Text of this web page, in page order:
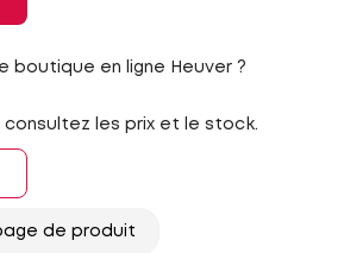
boutique en ligne Heuver ?
consultez les prix et le stock.
de produit